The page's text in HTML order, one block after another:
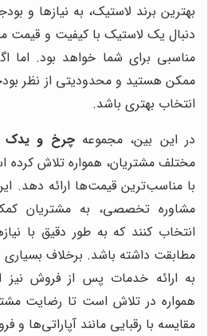
بهترین برند لاستیک، به نیازها و
دنبال یک لاستیک با کیفیت و قیمت
مناسبی برای شما خواهد بود. اما
ممکن هستید و محدودیتی از نظر
انتخاب بهتری باشد.
در این بین، مجموعهچرخ و یدک
مختلف مشتریان، همواره تلاش کرده
با مناسب‌ترین قیمت‌ها ارائه دهد.
مشاوره تخصصی، به مشتریان
انتخاب کنند که به طور دقیق با
مطابقت داشته باشد. برخلاف بسیاری
به ارائه خدمات پس از فروش
همواره در تلاش است تا رضایت
مقایسه با رقبایی مانند آپاراتی‌ها و